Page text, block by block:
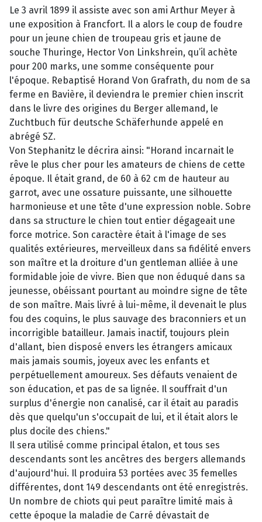
Le 3 avril 1899 il assiste avec son ami Arthur Meyer à
une exposition à Francfort. Il a alors le coup de foudre
pour un jeune chien de troupeau gris et jaune de
souche Thuringe, Hector Von Linkshrein, qu’il achète
pour 200 marks, une somme conséquente pour
l'époque. Rebaptisé Horand Von Grafrath, du nom de sa
ferme en Bavière, il deviendra le premier chien inscrit
dans le livre des origines du Berger allemand, le
Zuchtbuch für deutsche Schäferhunde appelé en
abrégé SZ.
Von Stephanitz le décrira ainsi: "Horand incarnait le
rêve le plus cher pour les amateurs de chiens de cette
époque. Il était grand, de 60 à 62 cm de hauteur au
garrot, avec une ossature puissante, une silhouette
harmonieuse et une tête d'une expression noble. Sobre
dans sa structure le chien tout entier dégageait une
force motrice. Son caractère était à l'image de ses
qualités extérieures, merveilleux dans sa fidélité envers
son maître et la droiture d'un gentleman alliée à une
formidable joie de vivre. Bien que non éduqué dans sa
jeunesse, obéissant pourtant au moindre signe de tête
de son maître. Mais livré à lui-même, il devenait le plus
fou des coquins, le plus sauvage des braconniers et un
incorrigible batailleur. Jamais inactif, toujours plein
d'allant, bien disposé envers les étrangers amicaux
mais jamais soumis, joyeux avec les enfants et
perpétuellement amoureux. Ses défauts venaient de
son éducation, et pas de sa lignée. Il souffrait d'un
surplus d'énergie non canalisé, car il était au paradis
dès que quelqu'un s'occupait de lui, et il était alors le
plus docile des chiens."
Il sera utilisé comme principal étalon, et tous ses
descendants sont les ancêtres des bergers allemands
d'aujourd'hui. Il produira 53 portées avec 35 femelles
différentes, dont 149 descendants ont été enregistrés.
Un nombre de chiots qui peut paraître limité mais à
cette époque la maladie de Carré dévastait de